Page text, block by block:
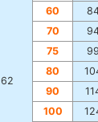
62
60
70
75
99
80
90
100